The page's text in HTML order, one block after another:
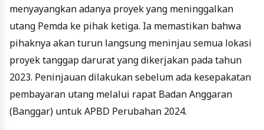
menyayangkan adanya proyek yang meninggalkan
utang Pemda ke pihak ketiga. Ia memastikan bahwa
pihaknya akan turun langsung meninjau semua lokasi
proyek tanggap darurat yang dikerjakan pada tahun
2023. Peninjauan dilakukan sebelum ada kesepakatan
pembayaran utang melalui rapat Badan Anggaran
(Banggar) untuk APBD Perubahan 2024.